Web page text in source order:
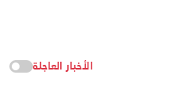
الأخبار العاجلة